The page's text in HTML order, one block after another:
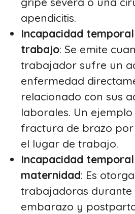
apendicitis.
Incapacidad temporal
trabajo: Se emite
trabajador sufre un
enfermedad
relacionado con sus
laborales. Un ejemplo
fractura de brazo por
el lugar de trabajo.
Incapacidad temporal
maternidad: Es
trabajadoras durante
embarazo y